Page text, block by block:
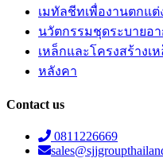
เมทัลชีทเพื่องานตกแต่
นวัตกรรมชุดระบายอ
เหล็กและโครงสร้างเ
หลังคา
Contact us
0811226669